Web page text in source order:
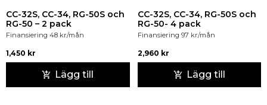
CC-32S, CC-34, RG-50S och
RG-50 – 2 pack
Finansiering 48 kr/mån
1,450 kr
Lägg till
CC-32S, CC-34, RG-50S och
RG-50- 4 pack
Finansiering 97 kr/mån
2,960 kr
Lägg till